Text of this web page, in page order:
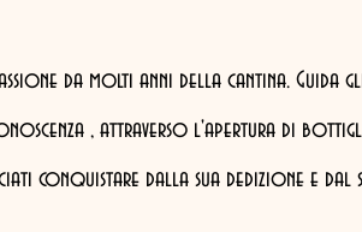
da molti anni della cantina. Guida
, attraverso l'apertura di
conquistare dalla sua dedizione e dal